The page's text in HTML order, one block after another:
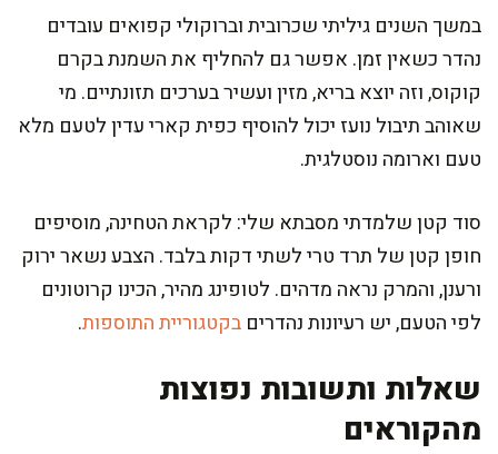
במשך השנים גיליתי שכרובית וברוקולי קפואים עובדים
נהדר כשאין זמן. אפשר גם להחליף את השמנת בקרם
קוקוס, וזה יוצא בריא, מזין ועשיר בערכים תזונתיים. מי
שאוהב תיבול נועז יכול להוסיף כפית קארי עדין לטעם מלא
טעם וארומה נוסטלגית.
סוד קטן שלמדתי מסבתא שלי: לקראת הטחינה, מוסיפים
חופן קטן של תרד טרי לשתי דקות בלבד. הצבע נשאר ירוק
ורענן, והמרק נראה מדהים. לטופינג מהיר, הכינו קרוטונים
לפי הטעם, יש רעיונות נהדרים בקטגוריית התוספות.
שאלות ותשובות נפוצות
מהקוראים